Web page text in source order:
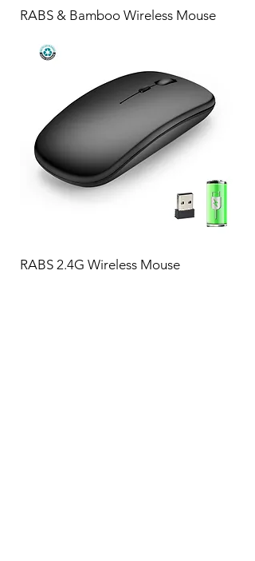
RABS & Bamboo Wireless Mouse
RABS 2.4G Wireless Mouse